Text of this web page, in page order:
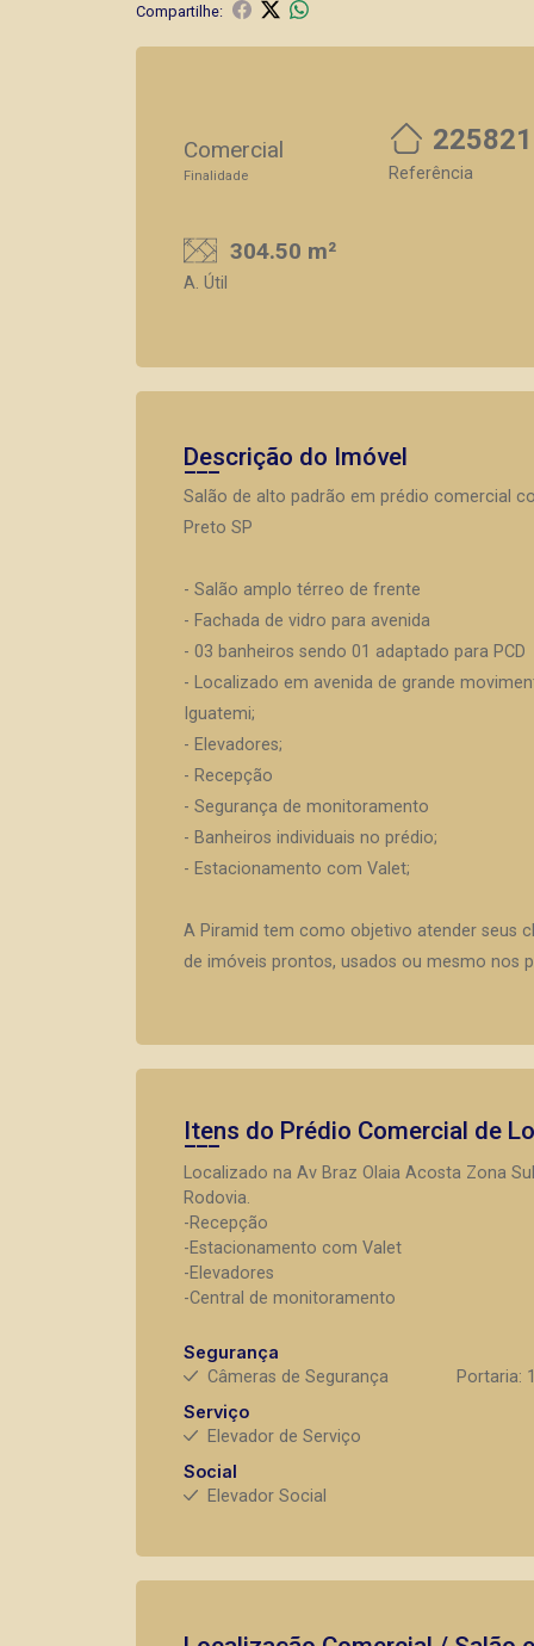
Compartilhe:
Comercial
Finalidade
225821
Referência
304.50 m²
A. Útil
Descrição do Imóvel
Salão de alto padrão em prédio comercial
Preto SP
- Salão amplo térreo de frente
- Fachada de vidro para avenida
- 03 banheiros sendo 01 adaptado para PCD
- Localizado em avenida de grande
Iguatemi;
- Elevadores;
- Recepção
- Segurança de monitoramento
- Banheiros individuais no prédio;
- Estacionamento com Valet;
A Piramid tem como objetivo atender seus
de imóveis prontos, usados ou mesmo nos
Itens do Prédio Comercial de
Localizado na Av Braz Olaia Acosta Zona
Rodovia.
-Recepção
-Estacionamento com Valet
-Elevadores
-Central de monitoramento
Segurança
Câmeras de Segurança
Portaria:
Serviço
Elevador de Serviço
Social
Elevador Social